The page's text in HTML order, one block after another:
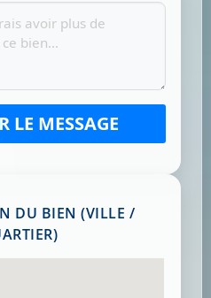
LE MESSAGE
DU BIEN (VILLE /